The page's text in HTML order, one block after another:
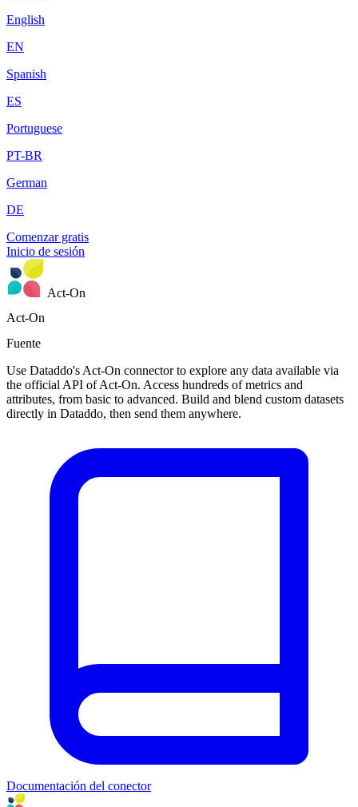
English
EN
Spanish
ES
Portuguese
PT-BR
German
DE
Comenzar gratis
Inicio de sesión
Act-On
Act-On
Fuente
Use Dataddo's Act-On connector to explore any data available via
the official API of Act-On. Access hundreds of metrics and
attributes, from basic to advanced. Build and blend custom datasets
directly in Dataddo, then send them anywhere.
Documentación del conector